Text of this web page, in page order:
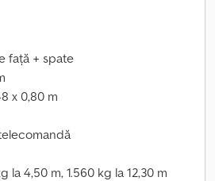
față + spate
x 0,80 m
la 4,50 m, 1.560 kg la 12,30 m